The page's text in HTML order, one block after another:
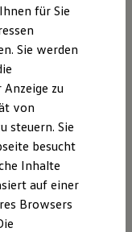
Updates
für Sie
Sie werden
zu
von
steuern. Sie
besucht
Inhalte
auf einer
Browsers